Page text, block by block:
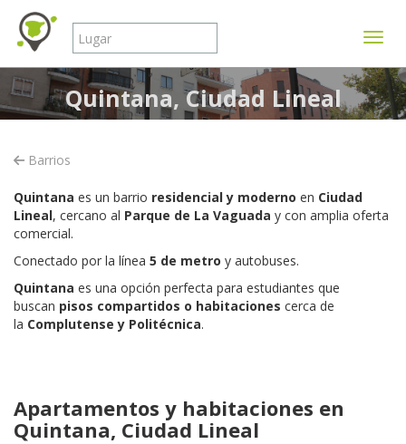
Quintana, Ciudad Lineal
Barrios
Quintana es un barrio residencial y moderno en Ciudad
Lineal, cercano al Parque de La Vaguada y con amplia oferta
comercial.
Conectado por la línea 5 de metro y autobuses.
Quintana es una opción perfecta para estudiantes que
buscan pisos compartidos o habitaciones cerca de
la Complutense y Politécnica.
Apartamentos y habitaciones en
Quintana, Ciudad Lineal